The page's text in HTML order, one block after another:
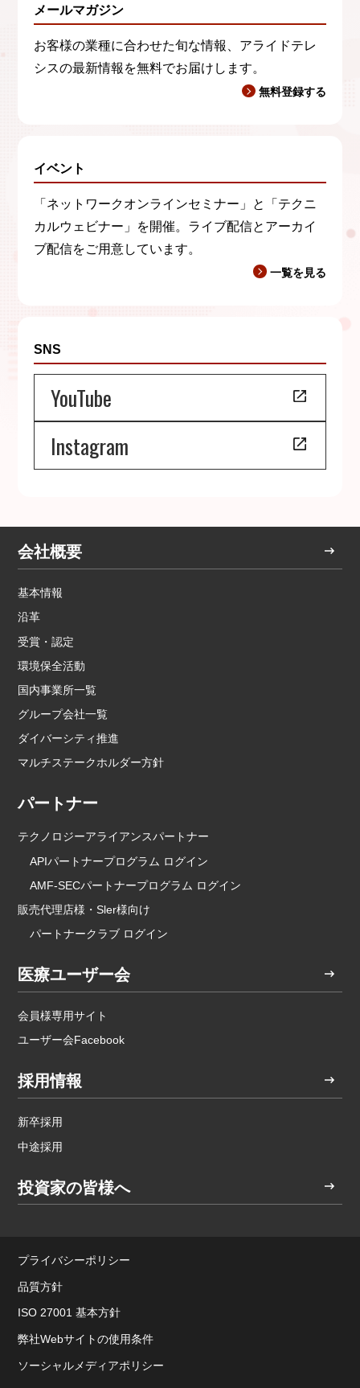
メールマガジン
お客様の業種に合わせた旬な情報、アライドテレ
シスの最新情報を無料でお届けします。
無料登録する
イベント
「ネットワークオンラインセミナー」と「テクニ
カルウェビナー」を開催。ライブ配信とアーカイ
ブ配信をご用意しています。
一覧を見る
SNS
YouTube
Instagram
会社概要
基本情報
沿革
受賞・認定
環境保全活動
国内事業所一覧
グループ会社一覧
ダイバーシティ推進
マルチステークホルダー方針
パートナー
テクノロジーアライアンスパートナー
APIパートナープログラム ログイン
AMF-SECパートナープログラム ログイン
販売代理店様・Sler様向け
パートナークラブ ログイン
医療ユーザー会
会員様専用サイト
ユーザー会Facebook
採用情報
新卒採用
中途採用
投資家の皆様へ
プライバシーポリシー
品質方針
ISO 27001 基本方針
弊社Webサイトの使用条件
ソーシャルメディアポリシー